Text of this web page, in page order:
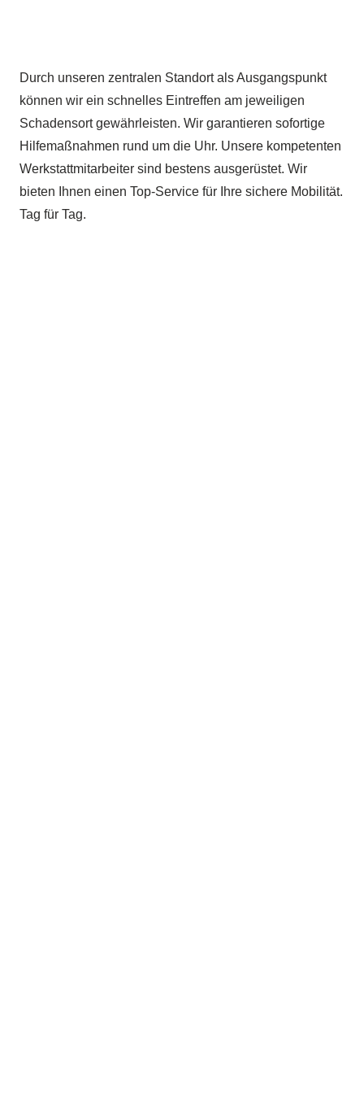
Durch unseren zentralen Standort als Ausgangspunkt
können wir ein schnelles Eintreffen am jeweiligen
Schadensort gewährleisten. Wir garantieren sofortige
Hilfemaßnahmen rund um die Uhr. Unsere kompetenten
Werkstattmitarbeiter sind bestens ausgerüstet. Wir
bieten Ihnen einen Top-Service für Ihre sichere Mobilität.
Tag für Tag.